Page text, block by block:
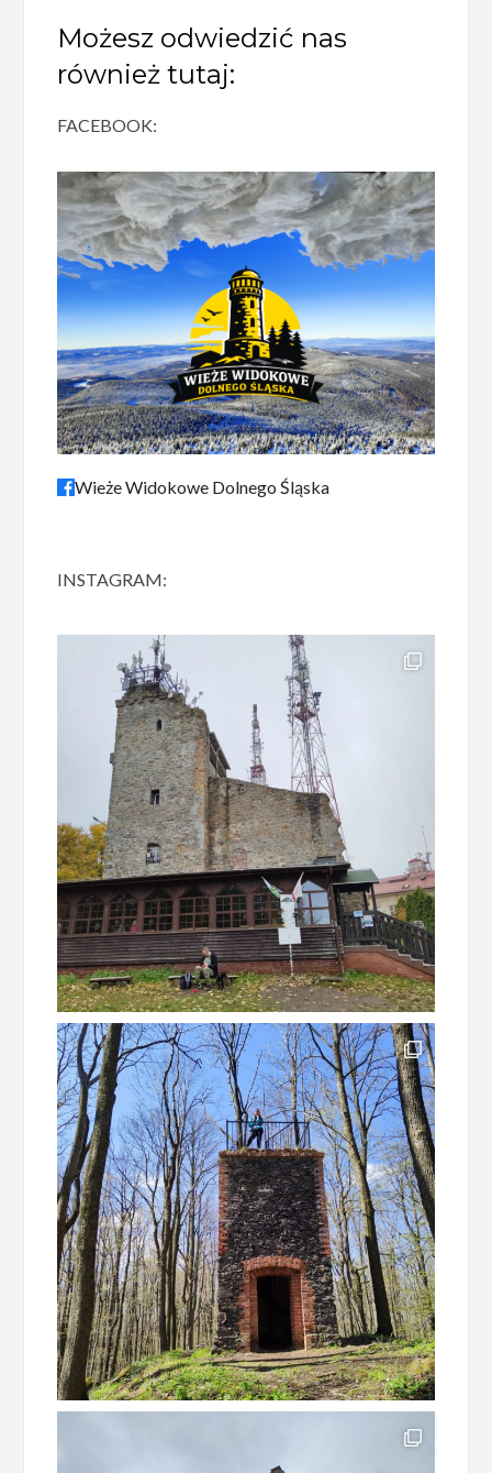
Możesz odwiedzić nas
również tutaj:
FACEBOOK:
Wieże Widokowe Dolnego Śląska
INSTAGRAM: